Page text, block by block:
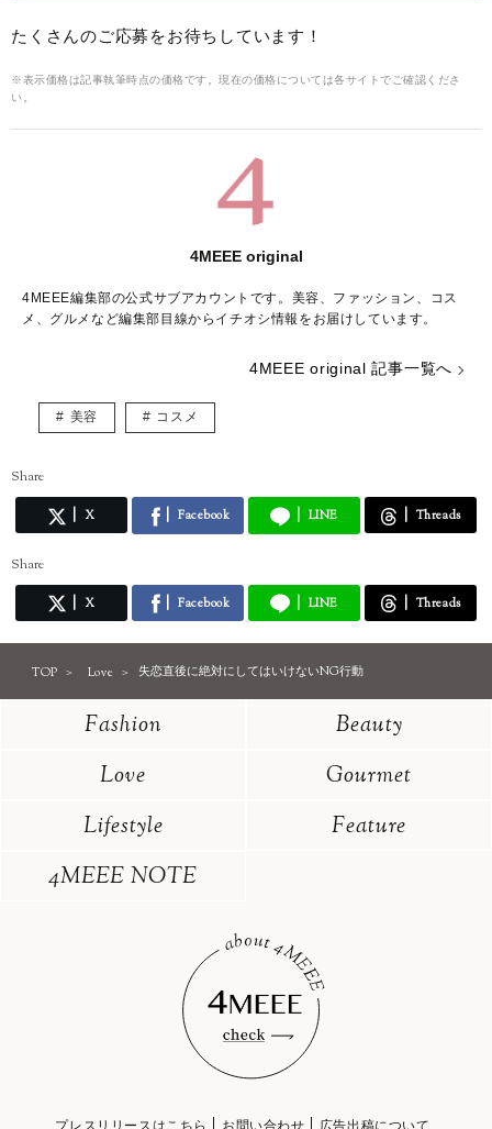
たくさんのご応募をお待ちしています！
※表示価格は記事執筆時点の価格です。現在の価格については各サイトでご確認くださ
い。
4MEEE original
4MEEE編集部の公式サブアカウントです。美容、ファッション、コス
メ、グルメなど編集部目線からイチオシ情報をお届けしています。
4MEEE original 記事一覧へ
美容 コスメ
Share
X Facebook LINE Threads
Share
X Facebook LINE Threads
TOP Love 失恋直後に絶対にしてはいけないNG行動
Fashion
Beauty
Love
Gourmet
Lifestyle
Feature
4MEEE NOTE